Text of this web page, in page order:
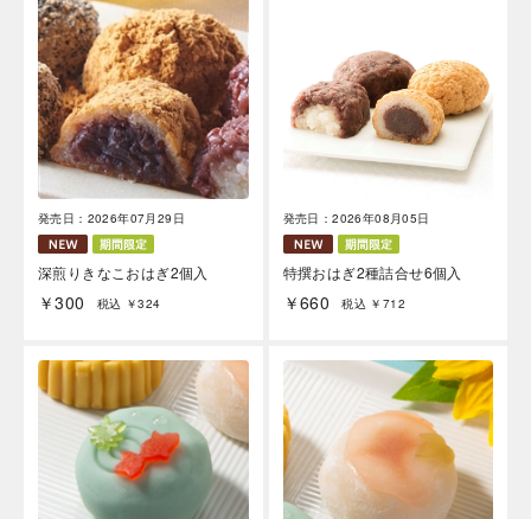
発売日：2026年07月29日
深煎りきなこおはぎ2個入
￥300 税込 ￥324
発売日：2026年08月05日
特撰おはぎ2種詰合せ6個入
￥660 税込 ￥712